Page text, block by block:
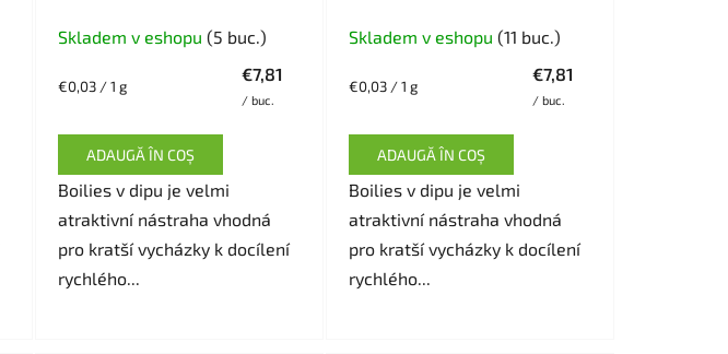
Skladem v eshopu (5 buc.)
€7,81
/ buc.
Evaluare
€0,03 / 1 g
ADAUGĂ ÎN COŞ
Boilies v dipu je velmi
atraktivní nástraha vhodná
pro kratší vycházky k docílení
rychlého...
Skladem v eshopu (11 buc.)
€7,81
/ buc.
Evaluare
€0,03 / 1 g
ADAUGĂ ÎN COŞ
Boilies v dipu je velmi
atraktivní nástraha vhodná
pro kratší vycházky k docílení
rychlého...